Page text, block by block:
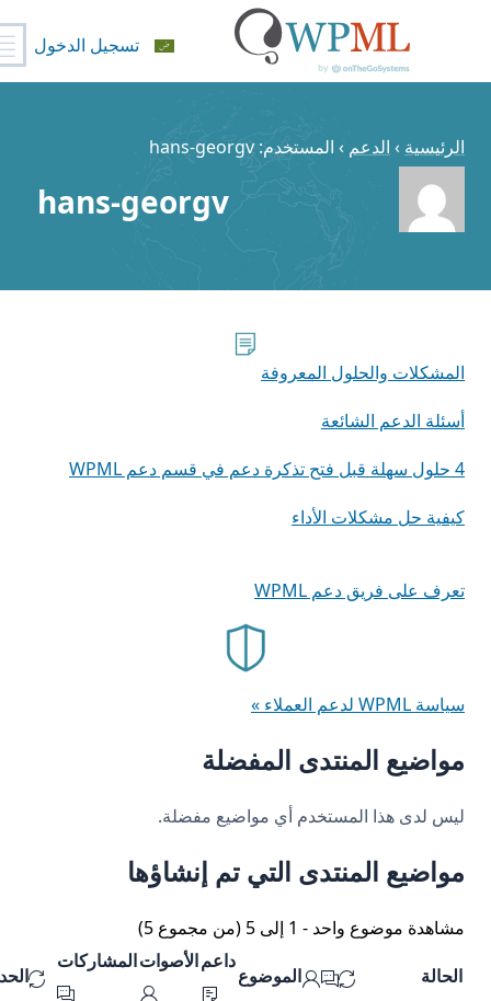
تسجيل الدخول
الرئيسية›الدعم ›المستخدم: hans-georgv
hans-georgv
مواضيع المنتدى المفضلة
ليس لدى هذا المستخدم أي مواضيع مفضلة.
مواضيع المنتدى التي تم إنشاؤها
مشاهدة موضوع واحد - 1 إلى 5 (من مجموع 5)
الحالة
الموضوع
داعمالأصواتالمشاركات
الحداثة
المشكلات والحلول المعروفة
أسئلة الدعم الشائعة
كيفية حل مشكلات الأداء
تعرف على فريق دعم WPML
سياسة WPML لدعم العملاء »